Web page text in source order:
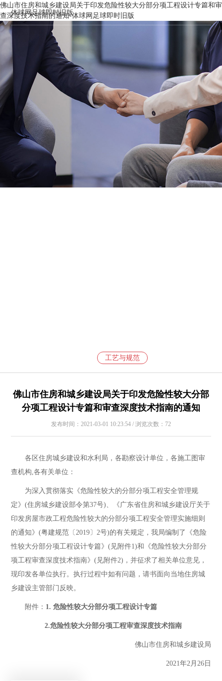
佛山市住房和城乡建设局关于印发危险性较大分部分项工程设计专篇和审
查深度技术指南的通知-体球网足球即时旧版
体球网足球即时旧版
工艺与规范
佛山市住房和城乡建设局关于印发危险性较大分部
分项工程设计专篇和审查深度技术指南的通知
发布时间：2021-03-01 10:23:54 / 浏览次数：72
各区住房城乡建设和水利局，各勘察设计单位，各施工图审
查机构,各有关单位：
为深入贯彻落实《危险性较大的分部分项工程安全管理规
定》(住房城乡建设部令第37号)、《广东省住房和城乡建设厅关于
印发房屋市政工程危险性较大的分部分项工程安全管理实施细则
的通知》(粤建规范〔2019〕2号)的有关规定，我局编制了《危险
性较大分部分项工程设计专篇》(见附件1)和《危险性较大分部分
项工程审查深度技术指南》(见附件2)，并征求了相关单位意见，
现印发各单位执行。执行过程中如有问题，请书面向当地住房城
乡建设主管部门反映。
附件： 1. 危险性较大分部分项工程设计专篇
2.危险性较大分部分项工程审查深度技术指南
佛山市住房和城乡建设局
2021年2月26日